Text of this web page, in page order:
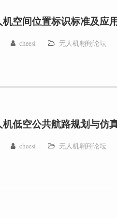
空间位置标识标准及应
cheesi 无人机翱翔论坛
低空公共航路规划与仿
cheesi 无人机翱翔论坛